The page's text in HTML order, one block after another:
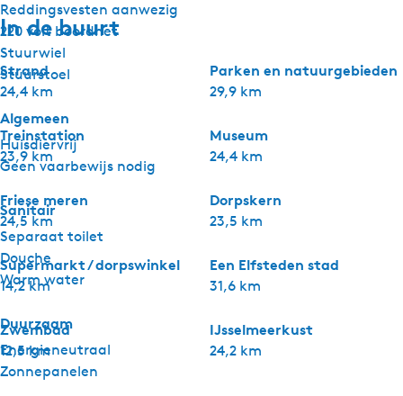
Reddingsvesten aanwezig
220 volt boordnet
Stuurwiel
Stuurstoel
Algemeen
Huisdiervrij
Geen vaarbewijs nodig
Sanitair
Separaat toilet
Douche
Warm water
Duurzaam
Energieneutraal
Zonnepanelen
In de buurt
Strand
24,4 km
Parken en natuurgebieden
29,9 km
Treinstation
23,9 km
Museum
24,4 km
Friese meren
24,5 km
Dorpskern
23,5 km
Supermarkt / dorpswinkel
14,2 km
Een Elfsteden stad
31,6 km
Zwembad
12,5 km
IJsselmeerkust
24,2 km